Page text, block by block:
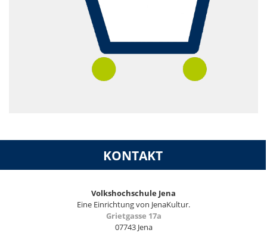
KONTAKT
Volkshochschule Jena
Eine Einrichtung von JenaKultur.
Grietgasse 17a
07743 Jena